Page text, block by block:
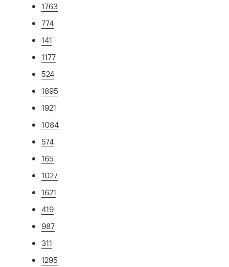
1763
774
141
1177
524
1895
1921
1084
574
165
1027
1621
419
987
311
1295